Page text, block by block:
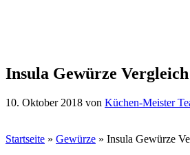
Insula Gewürze Vergleich
10. Oktober 2018 von Küchen-Meister
Startseite » Gewürze » Insula Gewürze